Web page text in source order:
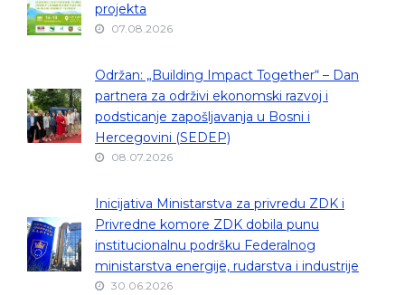
projekta
07.08.2026
Održan: „Building Impact Together“ – Dan
partnera za održivi ekonomski razvoj i
podsticanje zapošljavanja u Bosni i
Hercegovini (SEDEP)
08.07.2026
Inicijativa Ministarstva za privredu ZDK i
Privredne komore ZDK dobila punu
institucionalnu podršku Federalnog
ministarstva energije, rudarstva i industrije
30.06.2026